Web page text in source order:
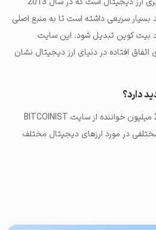
سریعی داشته است تا به منبع اصلی
بیت کوین تبدیل شود. این سایت
افتاده در دنیای ارز دیجیتال نشان
دارد؟
هر ماه به طور متوسط ​​بیش از 2 میلیون خواننده از سایت BITCOINIST
در مورد ارزهای دیجیتال مختلف